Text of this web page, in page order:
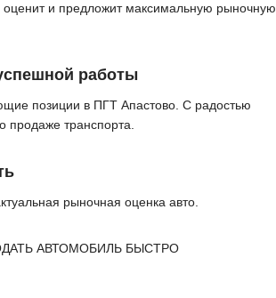
оценит и предложит максимальную рыночную
работы
позиции в ПГТ Апастово. С радостью
продаже транспорта.
рыночная оценка авто.
АВТОМОБИЛЬ БЫСТРО